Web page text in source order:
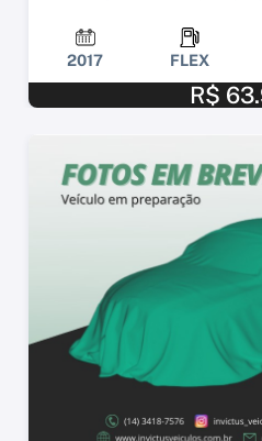
2017 FLEX
R$